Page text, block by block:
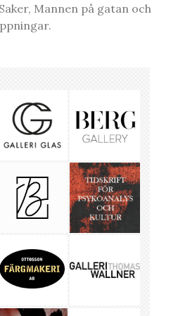
Mannen på gatan och